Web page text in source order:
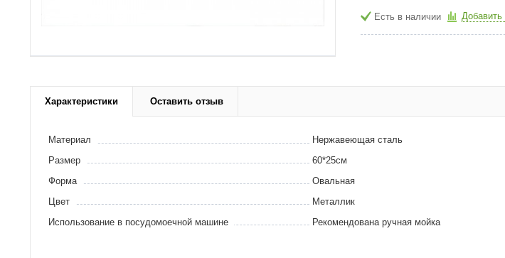
Есть в наличии Добавить
Характеристики Оставить отзыв
Материал
Нержавеющая сталь
Размер
60*25см
Форма
Овальная
Цвет
Металлик
Использование в посудомоечной машине
Рекомендована ручная мойка